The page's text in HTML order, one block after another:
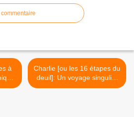
par
Charlie [ou les 16 étapes du
deuil]: Un voyage singulier
>